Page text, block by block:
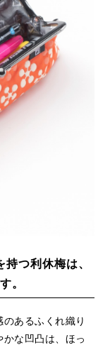
つ利休梅は、
。
あるふくれ織り
な凹凸は、ほっ